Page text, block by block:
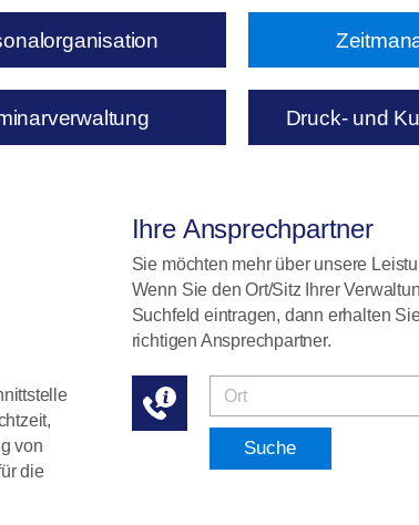
Druck- und
von
die
Ihre Ansprechpartner
Sie möchten mehr über unsere
Wenn Sie den Ort/Sitz Ihrer
Suchfeld eintragen, dann erhalten
richtigen Ansprechpartner.
Suche